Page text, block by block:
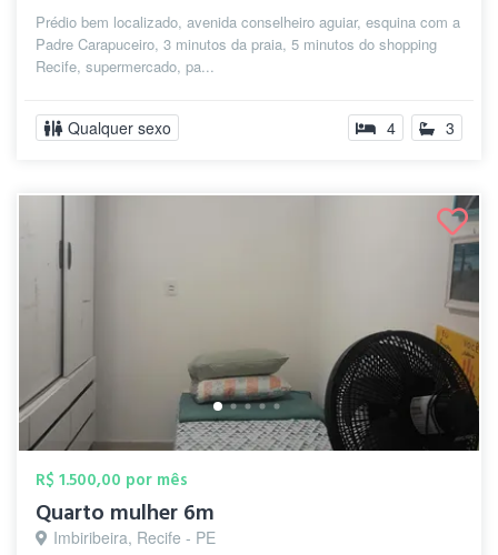
Prédio bem localizado, avenida conselheiro aguiar, esquina com a
Padre Carapuceiro, 3 minutos da praia, 5 minutos do shopping
Recife, supermercado, pa...
Qualquer sexo 4 3
R$ 1.500,00 por mês
Quarto mulher 6m
Imbiribeira, Recife - PE